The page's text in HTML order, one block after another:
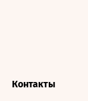
Контакты